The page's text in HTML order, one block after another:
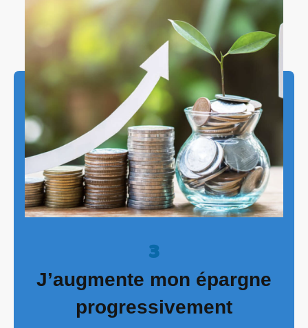
3
J’augmente mon épargne
progressivement